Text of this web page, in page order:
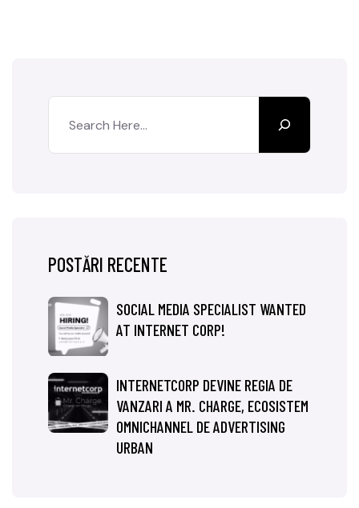
POSTĂRI RECENTE
SOCIAL MEDIA SPECIALIST WANTED
AT INTERNET CORP!
INTERNETCORP DEVINE REGIA DE
VANZARI A MR. CHARGE, ECOSISTEM
OMNICHANNEL DE ADVERTISING
URBAN